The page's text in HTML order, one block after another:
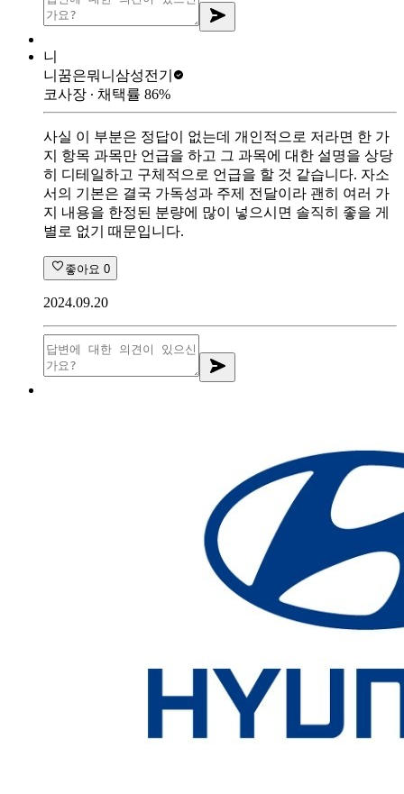
니
니꿈은뭐니 삼성전기
코사장 ∙ 채택률 86%
사실 이 부분은 정답이 없는데 개인적으로 저라면 한 가
지 항목 과목만 언급을 하고 그 과목에 대한 설명을 상당
히 디테일하고 구체적으로 언급을 할 것 같습니다. 자소
서의 기본은 결국 가독성과 주제 전달이라 괜히 여러 가
지 내용을 한정된 분량에 많이 넣으시면 솔직히 좋을 게
별로 없기 때문입니다.
좋아요 0
2024.09.20